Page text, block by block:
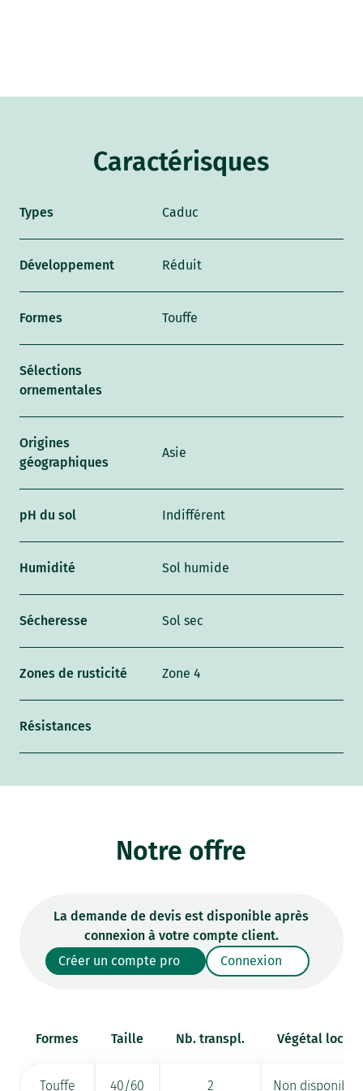
Caractérisques
Types Caduc
Développement Réduit
Formes Touffe
Sélections
ornementales
Origines
géographiques
Asie
pH du sol Indifférent
Humidité Sol humide
Sécheresse Sol sec
Zones de rusticité Zone 4
Résistances
Notre offre
La demande de devis est disponible après
connexion à votre compte client.
Créer un compte pro
Connexion
Formes Taille Nb. transpl. Végétal local
Touffe 40/60 2 Non disponible